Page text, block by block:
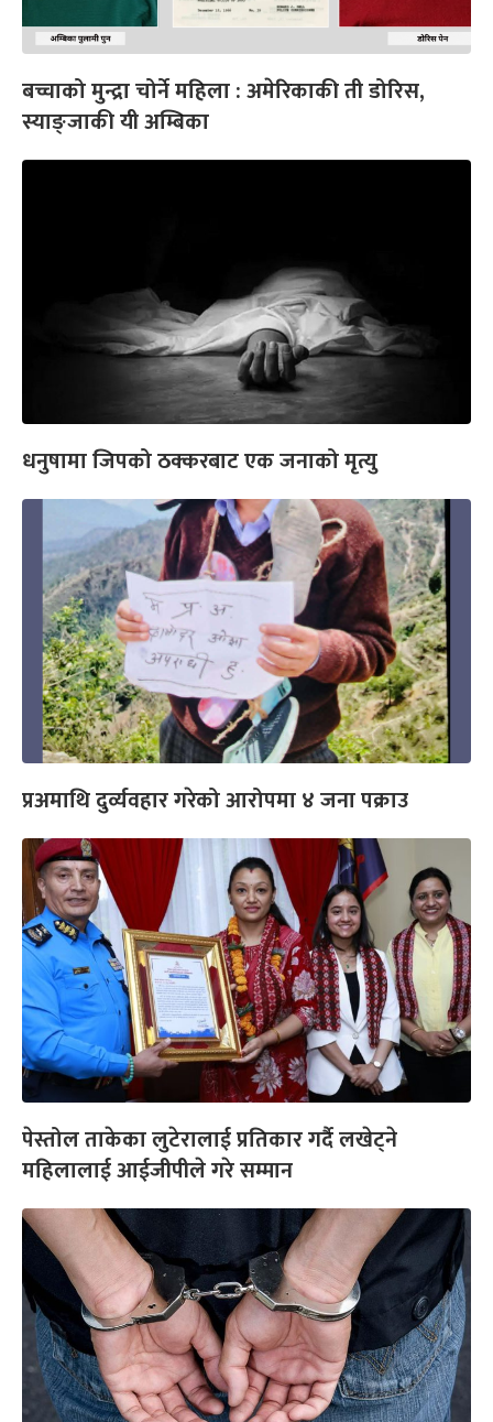
बच्चाको मुन्द्रा चोर्ने महिला : अमेरिकाकी ती डोरिस,
स्याङ्जाकी यी अम्बिका
धनुषामा जिपको ठक्करबाट एक जनाको मृत्यु
प्रअमाथि दुर्व्यवहार गरेको आरोपमा ४ जना पक्राउ
पेस्तोल ताकेका लुटेरालाई प्रतिकार गर्दै लखेट्ने
महिलालाई आईजीपीले गरे सम्मान